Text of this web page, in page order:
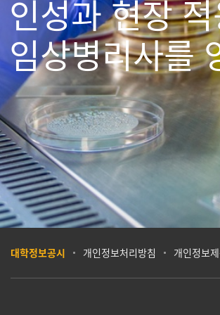
인성과 현장
임상병리사를
대학정보공시 개인정보처리방침 개인정보